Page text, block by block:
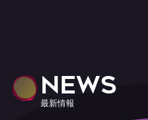
NEWS
最新情報